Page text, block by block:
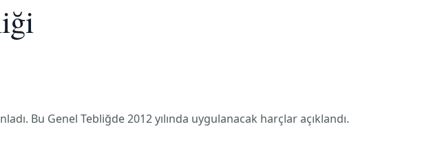
Bu Genel Tebliğde 2012 yılında uygulanacak harçlar açıklandı.